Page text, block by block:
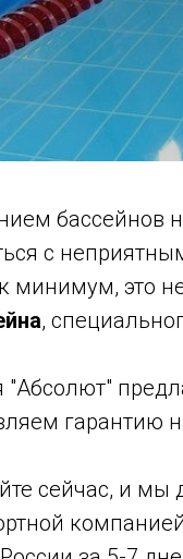
бассейнов
с
минимум, это
,
гарантию
сейчас, и